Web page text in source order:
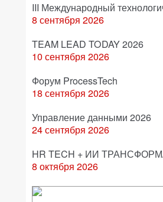
III Международный
8 сентября 2026
TEAM LEAD TODAY 2026
10 сентября 2026
Форум ProcessTech
18 сентября 2026
Управление данными 2026
24 сентября 2026
HR TECH + ИИ
8 октября 2026